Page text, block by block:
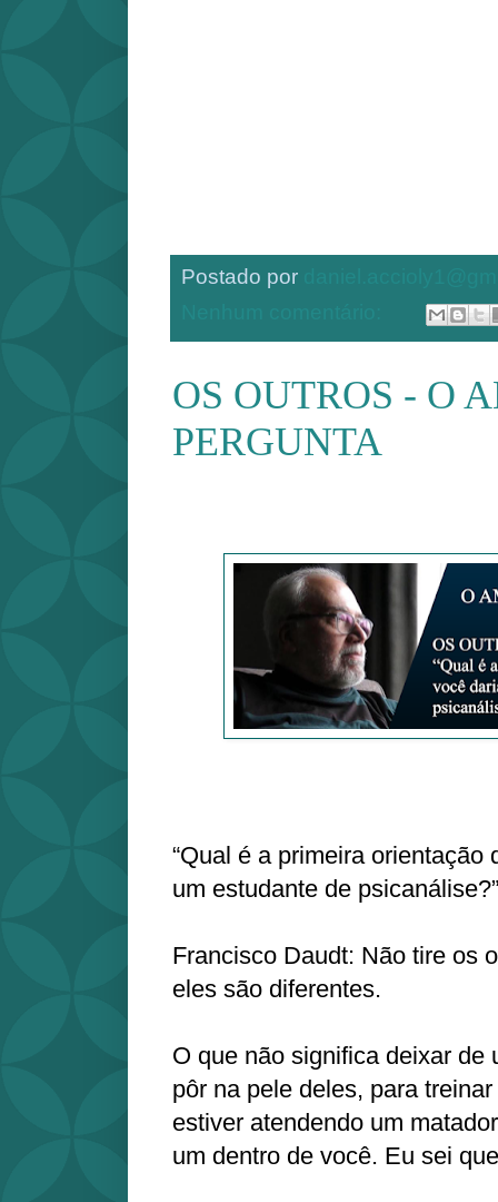
Postado por
OS OUTROS - O
PERGUNTA
“Qual é a primeira orientação
um estudante de psicanálise?”
Francisco Daudt: Não tire os
eles são diferentes.
O que não significa deixar de
pôr na pele deles, para
estiver atendendo um
um dentro de você. Eu sei